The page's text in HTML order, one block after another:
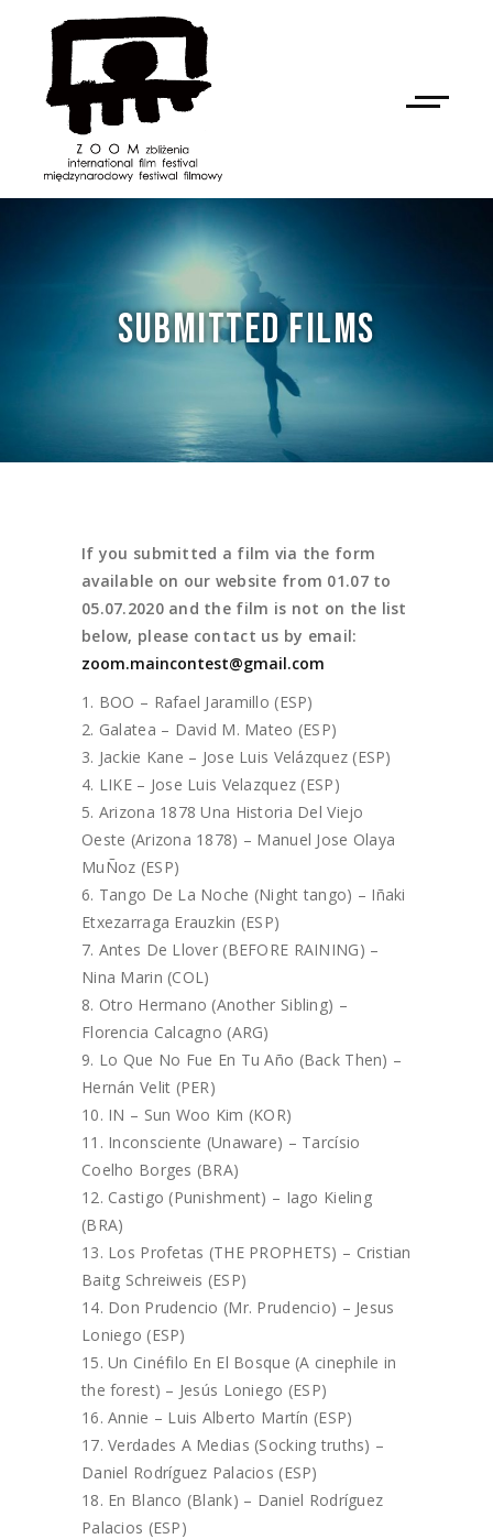
SUBMITTED FILMS
NAN
If you submitted a film via the form
available on our website from 01.07 to
05.07.2020 and the film is not on the list
below, please contact us by email:
zoom.maincontest@gmail.com
BOO – Rafael Jaramillo (ESP)
Galatea – David M. Mateo (ESP)
Jackie Kane – Jose Luis Velázquez (ESP)
LIKE – Jose Luis Velazquez (ESP)
Arizona 1878 Una Historia Del Viejo
Oeste (Arizona 1878) – Manuel Jose Olaya
MuÑoz (ESP)
Tango De La Noche (Night tango) – Iñaki
Etxezarraga Erauzkin (ESP)
Antes De Llover (BEFORE RAINING) –
Nina Marin (COL)
Otro Hermano (Another Sibling) –
Florencia Calcagno (ARG)
Lo Que No Fue En Tu Año (Back Then) –
Hernán Velit (PER)
IN – Sun Woo Kim (KOR)
Inconsciente (Unaware) – Tarcísio
Coelho Borges (BRA)
Castigo (Punishment) – Iago Kieling
(BRA)
Los Profetas (THE PROPHETS) – Cristian
Baitg Schreiweis (ESP)
Don Prudencio (Mr. Prudencio) – Jesus
Loniego (ESP)
Un Cinéfilo En El Bosque (A cinephile in
the forest) – Jesús Loniego (ESP)
Annie – Luis Alberto Martín (ESP)
Verdades A Medias (Socking truths) –
Daniel Rodríguez Palacios (ESP)
En Blanco (Blank) – Daniel Rodríguez
Palacios (ESP)